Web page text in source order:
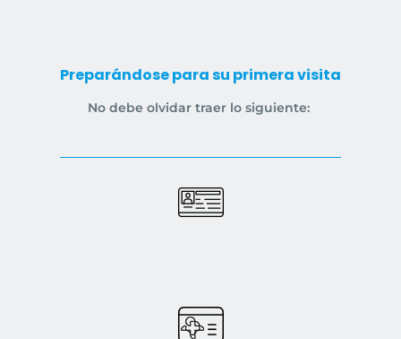
Preparándose para su primera visita
No debe olvidar traer lo siguiente: